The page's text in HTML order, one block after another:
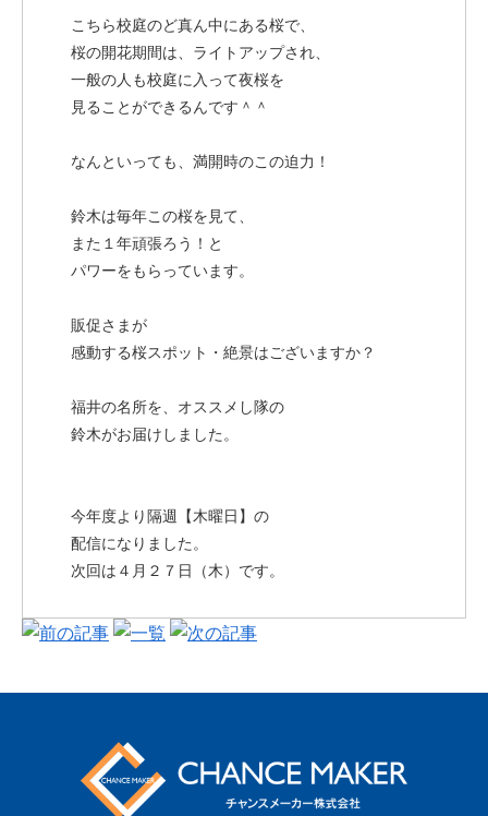
こちら校庭のど真ん中にある桜で、
桜の開花期間は、ライトアップされ、
一般の人も校庭に入って夜桜を
見ることができるんです＾＾
なんといっても、満開時のこの迫力！
鈴木は毎年この桜を見て、
また１年頑張ろう！と
パワーをもらっています。
販促さまが
感動する桜スポット・絶景はございますか？
福井の名所を、オススメし隊の
鈴木がお届けしました。
今年度より隔週【木曜日】の
配信になりました。
次回は４月２７日（木）です。